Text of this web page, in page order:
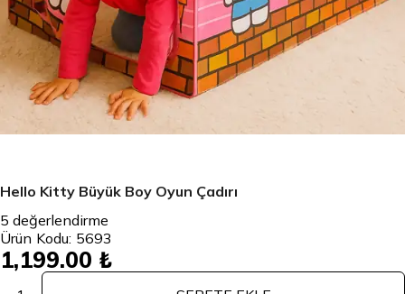
Hello Kitty Büyük Boy Oyun Çadırı
5 değerlendirme
Ürün Kodu: 5693
1,199.00 ₺